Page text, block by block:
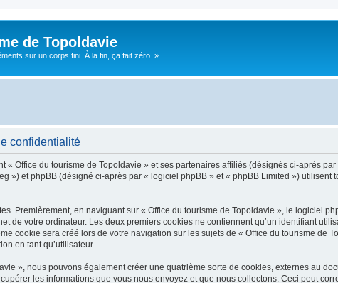
de Topoldavie
sur un corps fini. À la fin, ça fait zéro. »
confidentialité
Office du tourisme de Topoldavie » et ses partenaires affiliés (désignés ci-après
») et phpBB (désigné ci-après par « logiciel phpBB » et « phpBB Limited ») utilisent
Premièrement, en naviguant sur « Office du tourisme de Topoldavie », le logiciel
de votre ordinateur. Les deux premiers cookies ne contiennent qu’un identifiant
cookie sera créé lors de votre navigation sur les sujets de « Office du tourisme de
en tant qu’utilisateur.
», nous pouvons également créer une quatrième sorte de cookies, externes au
les informations que vous nous envoyez et que nous collectons. Ceci peut